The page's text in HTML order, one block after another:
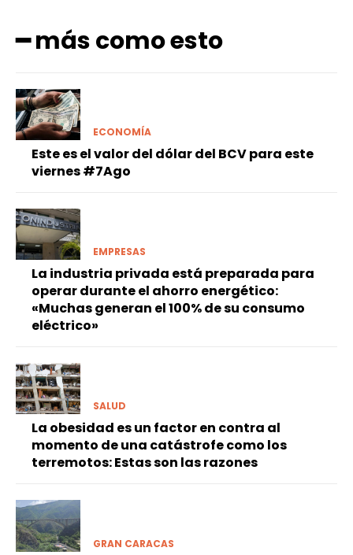
━ más como esto
ECONOMÍA
Este es el valor del dólar del BCV para este
viernes #7Ago
EMPRESAS
La industria privada está preparada para
operar durante el ahorro energético:
«Muchas generan el 100% de su consumo
eléctrico»
SALUD
La obesidad es un factor en contra al
momento de una catástrofe como los
terremotos: Estas son las razones
GRAN CARACAS